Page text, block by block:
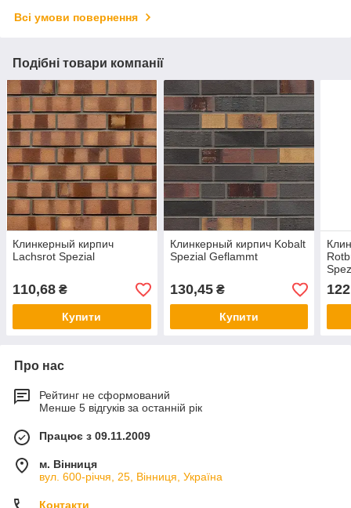
Всі умови повернення
Подібні товари компанії
Клинкерный кирпич
Lachsrot Spezial
110,68 ₴
Купити
Клинкерный кирпич Kobalt
Spezial Geflammt
130,45₴
Купити
Про нас
Рейтинг не сформований
Менше 5 відгуків за останній рік
Працює з 09.11.2009
м. Вінниця
вул. 600-річчя, 25, Вінниця, Україна
Контакти